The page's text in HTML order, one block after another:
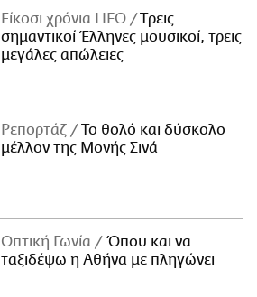
Είκοσι χρόνια LIFO
Tρεις
σημαντικοί Έλληνες μουσικοί, τρεις
μεγάλες απώλειες
Ρεπορτάζ
Το θολό και δύσκολο
μέλλον της Μονής Σινά
Οπτική Γωνία
Όπου και να
ταξιδέψω η Αθήνα με πληγώνει